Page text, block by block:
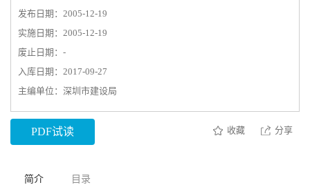
发布日期：2005-12-19
实施日期：2005-12-19
废止日期：-
入库日期：2017-09-27
主编单位：深圳市建设局
PDF试读 收藏 分享
简介 目录